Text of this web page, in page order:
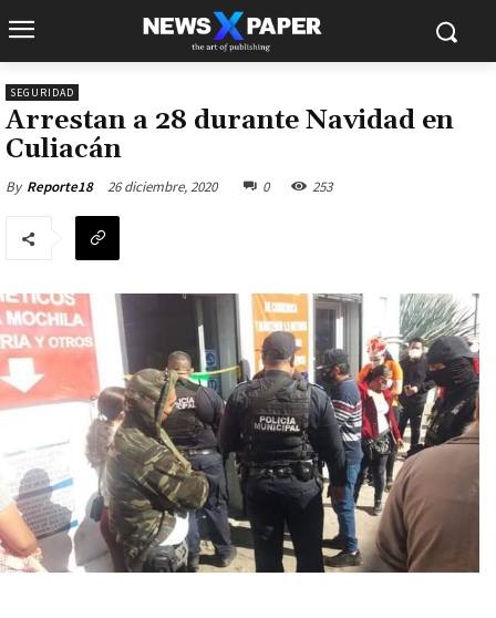
SEGURIDAD
Arrestan a 28 durante Navidad en
Culiacán
By Reporte18 26 diciembre, 2020 0 253